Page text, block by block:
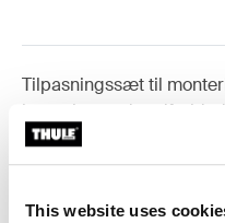
This website uses
Tilpasningssæt til
køretøjer med